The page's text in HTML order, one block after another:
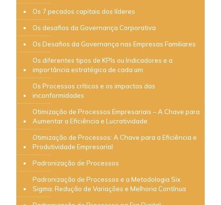
Os 7 pecados capitais dos líderes
Os desafios da Governança Corporativa
Os Desafios da Governança nas Empresas Familiares
Os diferentes tipos de KPIs ou Indicadores e a
importância estratégica de cada um
Os Processos críticos e os impactos das
inconformidades
Otimização de Processos Empresariais – A Chave para
Aumentar a Eficiência e Lucratividade
Otimização de Processos: A Chave para a Eficiência e
Produtividade Empresarial
Padronização de Processos
Padronização de Processos e a Metodologia Six
Sigma: Redução de Variações e Melhoria Contínua